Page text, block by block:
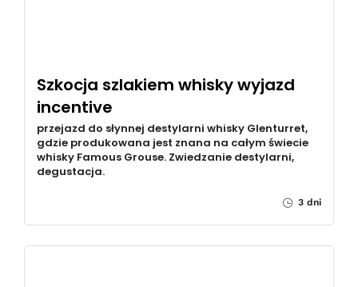
Szkocja szlakiem whisky wyjazd
incentive
przejazd do słynnej destylarni whisky Glenturret,
gdzie produkowana jest znana na całym świecie
whisky Famous Grouse. Zwiedzanie destylarni,
degustacja.
3 dni